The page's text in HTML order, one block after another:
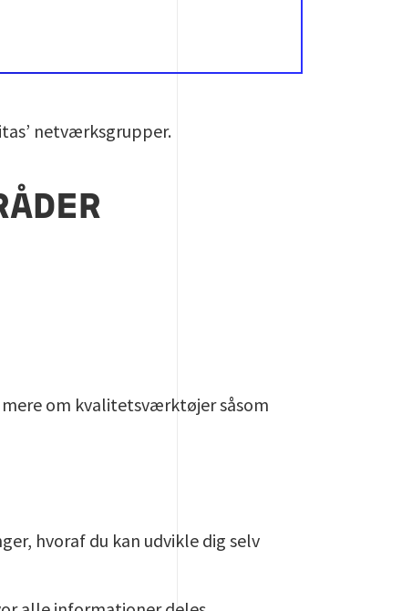
netværksgrupper.
om kvalitetsværktøjer såsom
hvoraf du kan udvikle dig selv